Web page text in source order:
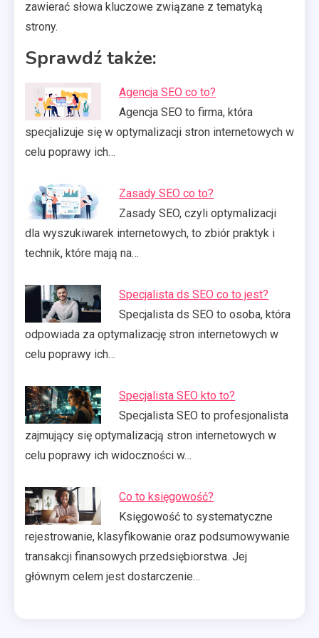
zawierać słowa kluczowe związane z tematyką
strony.
Sprawdź także:
Agencja SEO co to?
Agencja SEO to firma, która
specjalizuje się w optymalizacji stron internetowych w
celu poprawy ich…
Zasady SEO co to?
Zasady SEO, czyli optymalizacji
dla wyszukiwarek internetowych, to zbiór praktyk i
technik, które mają na…
Specjalista ds SEO co to jest?
Specjalista ds SEO to osoba, która
odpowiada za optymalizację stron internetowych w
celu poprawy ich…
Specjalista SEO kto to?
Specjalista SEO to profesjonalista
zajmujący się optymalizacją stron internetowych w
celu poprawy ich widoczności w…
Co to księgowość?
Księgowość to systematyczne
rejestrowanie, klasyfikowanie oraz podsumowywanie
transakcji finansowych przedsiębiorstwa. Jej
głównym celem jest dostarczenie…